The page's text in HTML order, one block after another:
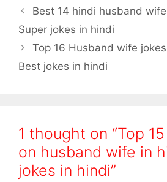
Best 14 hindi husband wife
Super jokes in hindi
Top 16 Husband wife
Best jokes in hindi
1 thought on “Top
on husband wife in
jokes in hindi”